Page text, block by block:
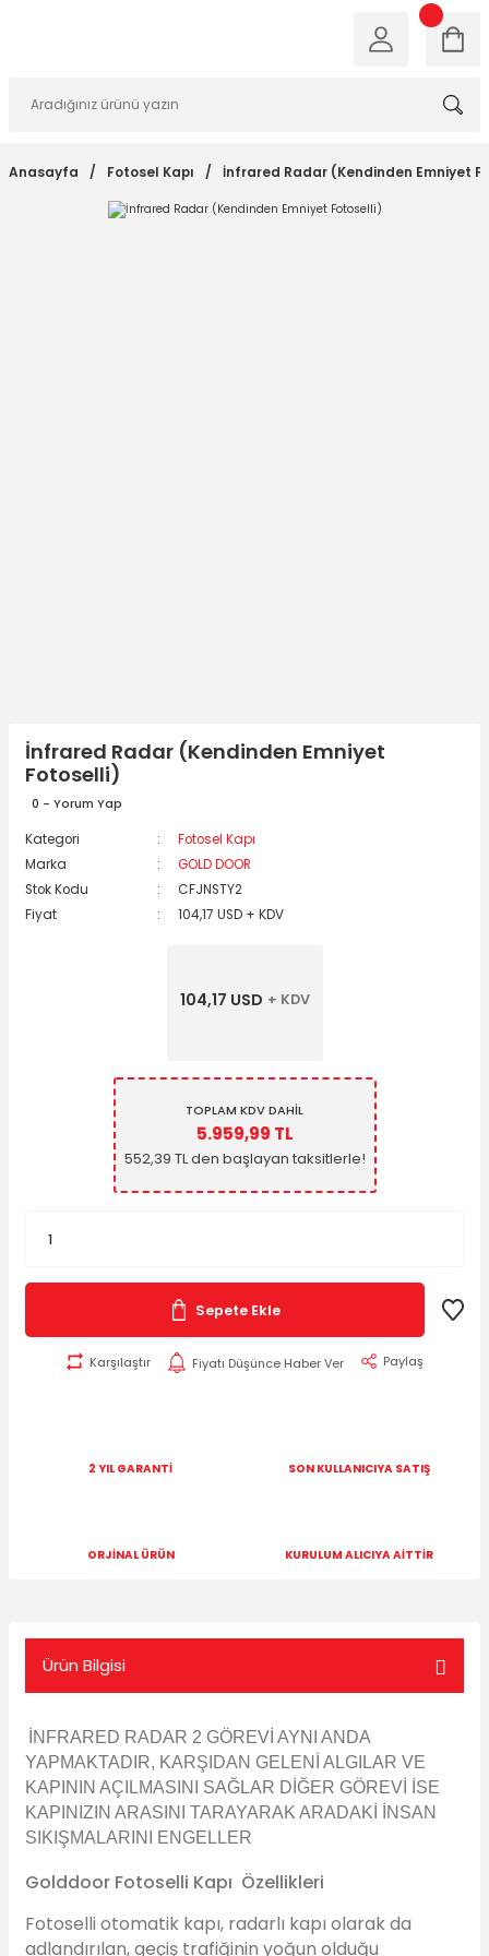
Anasayfa Fotosel Kapı İnfrared Radar (Kendinden Emniyet
İnfrared Radar (Kendinden Emniyet
Fotoselli)
0 - Yorum Yap
Kategori
Fotosel Kapı
Marka
GOLD DOOR
Stok Kodu
CFJNSTY2
Fiyat
104,17 USD + KDV
104,17 USD + KDV
TOPLAM KDV DAHİL
5.959,99 TL
552,39 TL den başlayan taksitlerle!
Sepete Ekle
Karşılaştır Fiyatı Düşünce Haber Ver Paylaş
2 YIL GARANTİ SON KULLANICIYA SATIŞ
ORJİNAL ÜRÜN KURULUM ALICIYA AİTTİR
Ürün Bilgisi
İNFRARED RADAR 2 GÖREVİ AYNI ANDA
YAPMAKTADIR, KARŞIDAN GELENİ ALGILAR VE
KAPININ AÇILMASINI SAĞLAR DİĞER GÖREVİ İSE
KAPINIZIN ARASINI TARAYARAK ARADAKİ İNSAN
SIKIŞMALARINI ENGELLER
Golddoor Fotoselli Kapı Özellikleri
Fotoselli otomatik kapı, radarlı kapı olarak da
adlandırılan, geçiş trafiğinin yoğun olduğu